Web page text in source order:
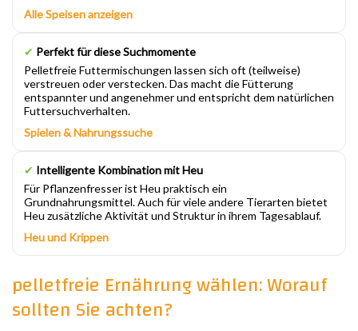
Alle Speisen anzeigen
✔ Perfekt für diese Suchmomente
Pelletfreie Futtermischungen lassen sich oft (teilweise)
verstreuen oder verstecken. Das macht die Fütterung
entspannter und angenehmer und entspricht dem natürlichen
Futtersuchverhalten.
Spielen & Nahrungssuche
✔ Intelligente Kombination mit Heu
Für Pflanzenfresser ist Heu praktisch ein
Grundnahrungsmittel. Auch für viele andere Tierarten bietet
Heu zusätzliche Aktivität und Struktur in ihrem Tagesablauf.
Heu und Krippen
pelletfreie Ernährung wählen: Worauf
sollten Sie achten?